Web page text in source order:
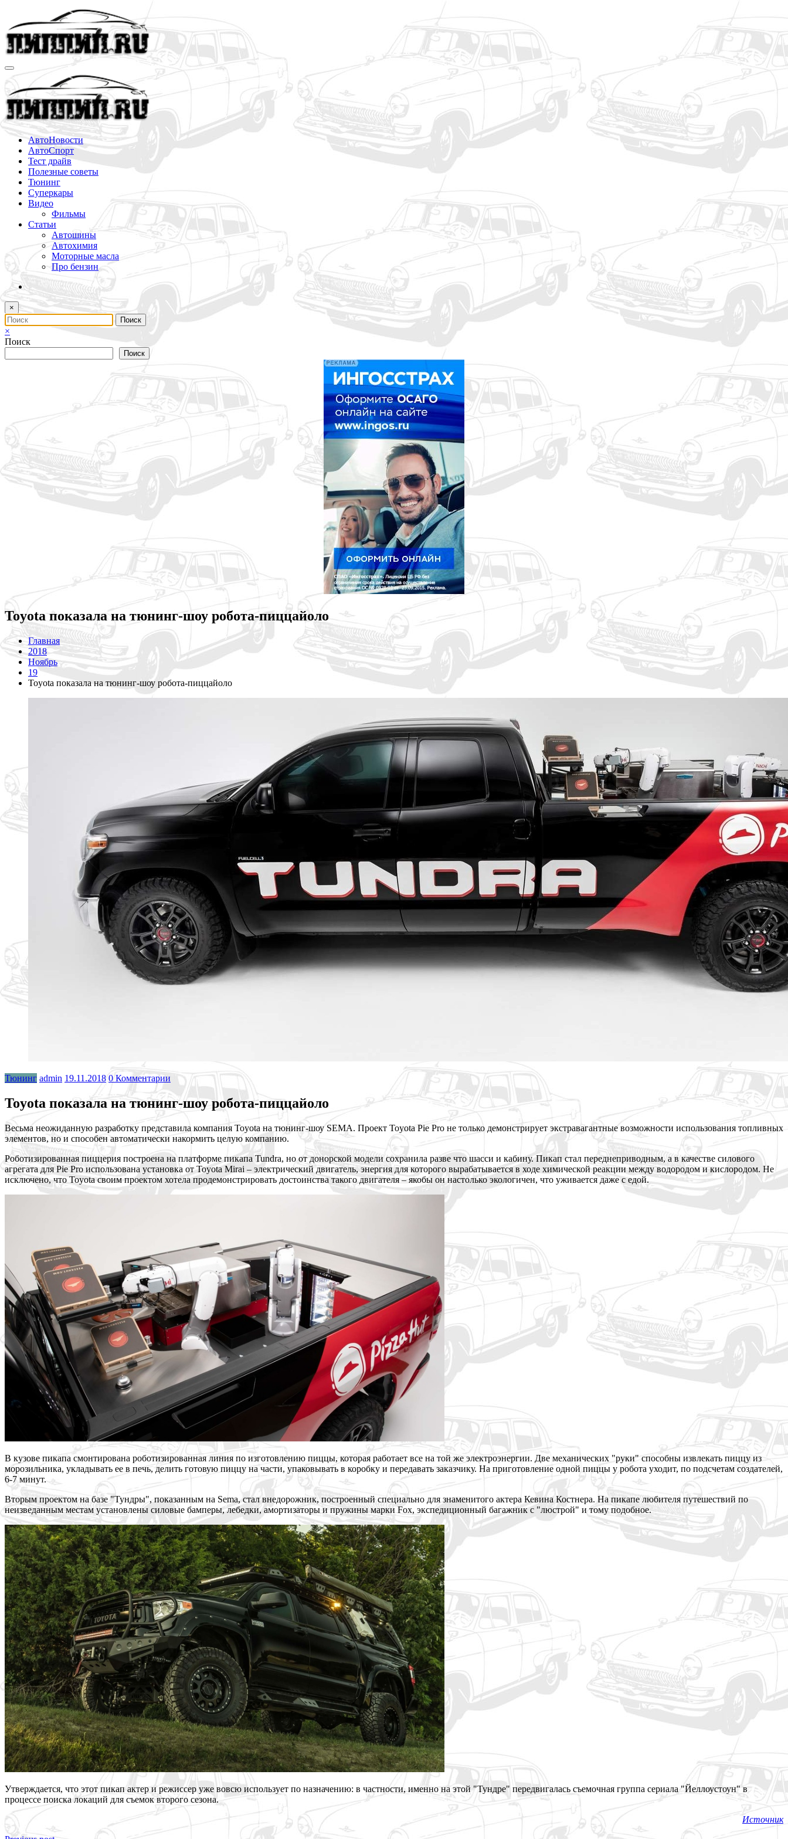
содержимому
АвтоНовости
АвтоСпорт
Тест драйв
Полезные советы
Тюнинг
Суперкары
Видео
Фильмы
Статьи
Автошины
Автохимия
Моторные масла
Про бензин
×
×
Поиск
Поиск
Toyota показала на тюнинг-шоу робота-пиццайоло
Главная
2018
Ноябрь
19
Toyota показала на тюнинг-шоу робота-пиццайоло
Тюнинг admin 19.11.2018 0 Комментарии
Toyota показала на тюнинг-шоу робота-пиццайоло
Весьма неожиданную разработку представила компания Toyota на тюнинг-шоу SEMA. Проект Toyota Pie Pro не только демонстрирует экстравагантные возможности использования топливных
элементов, но и способен автоматически накормить целую компанию.
Роботизированная пиццерия построена на платформе пикапа Tundra, но от донорской модели сохранила разве что шасси и кабину. Пикап стал переднеприводным, а в качестве силового
агрегата для Pie Pro использована установка от Toyota Mirai – электрический двигатель, энергия для которого вырабатывается в ходе химической реакции между водородом и кислородом. Не
исключено, что Toyota своим проектом хотела продемонстрировать достоинства такого двигателя – якобы он настолько экологичен, что уживается даже с едой.
В кузове пикапа смонтирована роботизированная линия по изготовлению пиццы, которая работает все на той же электроэнергии. Две механических "руки" способны извлекать пиццу из
морозильника, укладывать ее в печь, делить готовую пиццу на части, упаковывать в коробку и передавать заказчику. На приготовление одной пиццы у робота уходит, по подсчетам создателей,
6-7 минут.
Вторым проектом на базе "Тундры", показанным на Sema, стал внедорожник, построенный специально для знаменитого актера Кевина Костнера. На пикапе любителя путешествий по
неизведанным местам установлены силовые бамперы, лебедки, амортизаторы и пружины марки Fox, экспедиционный багажник с "люстрой" и тому подобное.
Утверждается, что этот пикап актер и режиссер уже вовсю использует по назначению: в частности, именно на этой "Тундре" передвигалась съемочная группа сериала "Йеллоустоун" в
процессе поиска локаций для съемок второго сезона.
Источник